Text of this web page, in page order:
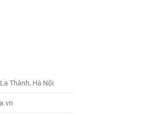
Thành, Hà Nội